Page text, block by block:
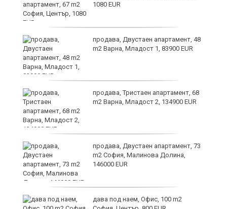
1080 EUR
продава, Двустаен апартамент, 48
m2 Варна, Младост 1, 83900 EUR
продава, Тристаен апартамент, 68
m2 Варна, Младост 2, 134900 EUR
продава, Двустаен апартамент, 73
m2 София, Малинова Долина,
146000 EUR
дава под наем, Офис, 100 m2